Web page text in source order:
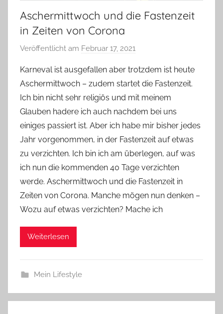
Aschermittwoch und die Fastenzeit
in Zeiten von Corona
Veröffentlicht am Februar 17, 2021
n
Y
v
o
n
n
e
Karneval ist ausgefallen aber trotzdem ist heute
Aschermittwoch – zudem startet die Fastenzeit.
Ich bin nicht sehr religiös und mit meinem
Glauben hadere ich auch nachdem bei uns
einiges passiert ist. Aber ich habe mir bisher jedes
Jahr vorgenommen, in der Fastenzeit auf etwas
zu verzichten. Ich bin ich am überlegen, auf was
ich nun die kommenden 40 Tage verzichten
werde. Aschermittwoch und die Fastenzeit in
Zeiten von Corona. Manche mögen nun denken –
Wozu auf etwas verzichten? Mache ich
Weiterlesen
Mein Lifestyle